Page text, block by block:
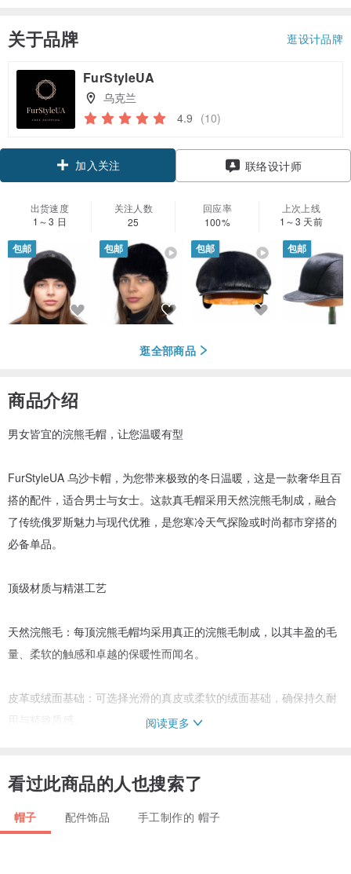
关于品牌 逛设计品牌
FurStyleUA
乌克兰
4.9 (10)
加入关注 联络设计师
出货速度
1～3 日
关注人数
25
回应率
100%
上次上线
1～3 天前
包邮 包邮 包邮 包邮
逛全部商品
商品介绍
男女皆宜的浣熊毛帽，让您温暖有型
FurStyleUA 乌沙卡帽，为您带来极致的冬日温暖，这是一款奢华且百
搭的配件，适合男士与女士。这款真毛帽采用天然浣熊毛制成，融合
了传统俄罗斯魅力与现代优雅，是您寒冷天气探险或时尚都市穿搭的
必备单品。
顶级材质与精湛工艺
天然浣熊毛：每顶浣熊毛帽均采用真正的浣熊毛制成，以其丰盈的毛
量、柔软的触感和卓越的保暖性而闻名。
皮革或绒面基础：可选择光滑的真皮或柔软的绒面基础，确保持久耐
用与精致质感。
的保暖体验。
百搭男女皆宜的设计
阅读更多
看过此商品的人也搜索了
帽子 配件饰品 手工制作的 帽子